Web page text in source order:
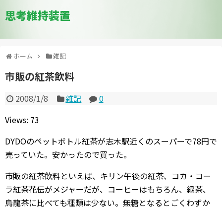
思考維持装置
ホーム 雑記
市販の紅茶飲料
2008/1/8 雑記
0
Views: 73
DYDOのペットボトル紅茶が志木駅近くのスーパーで78円で
売っていた。安かったので買った。
市販の紅茶飲料といえば、キリン午後の紅茶、コカ・コー
ラ紅茶花伝がメジャーだが、コーヒーはもちろん、緑茶、
烏龍茶に比べても種類は少ない。無糖となるとごくわずか